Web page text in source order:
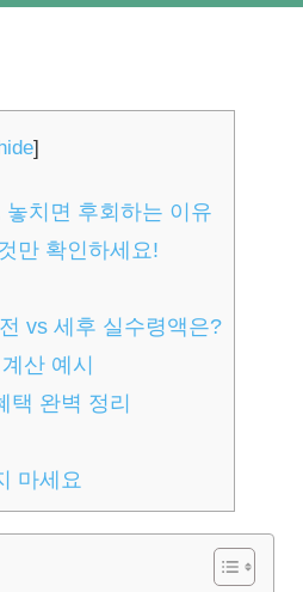
]
치면 후회하는 이유
만 확인하세요!
vs 세후 실수령액은?
산 예시
택 완벽 정리
마세요